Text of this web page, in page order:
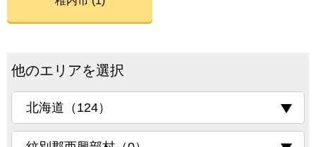
他のエリアを選択